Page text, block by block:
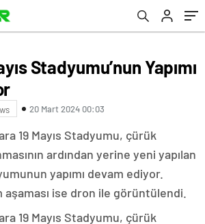
Stadyumu’nun Yapımı
20 Mart 2024 00:03
19 Mayıs Stadyumu, çürük
ardından yerine yeni yapılan
yapımı devam ediyor.
aşaması ise dron ile görüntülendi.
19 Mayıs Stadyumu, çürük